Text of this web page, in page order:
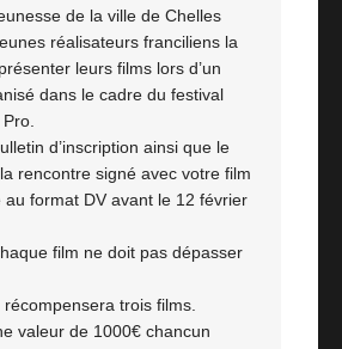
de la ville de Chelles
réalisateurs franciliens la
leurs films lors d’un
dans le cadre du festival
d’inscription ainsi que le
rencontre signé avec votre film
format DV avant le 12 février
film ne doit pas dépasser
récompensera trois films.
valeur de 1000€ chancun